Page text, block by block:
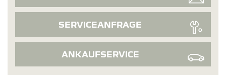
SERVICEANFRAGE
ANKAUFSERVICE